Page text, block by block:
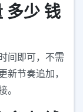
多少 钱
间即可，不需
新节奏追加，
。